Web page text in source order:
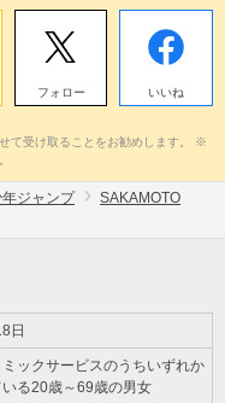
フォロー いいね
て受け取ることをお勧めします。 ※
ジャンプ
SAKAMOTO
日
ックサービスのうちいずれか
る20歳～69歳の男女